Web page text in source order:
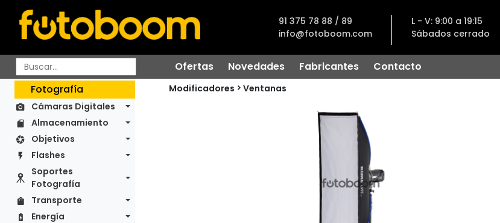
91 375 78 88 / 89
info@fotoboom.com
L - V: 9:00 a 19:15
Sábados cerrado
Ofertas Novedades Fabricantes
Contacto
Fotografía
Cámaras Digitales
Almacenamiento
Objetivos
Flashes
Soportes
Fotografía
Transporte
Energía
Modificadores Ventanas